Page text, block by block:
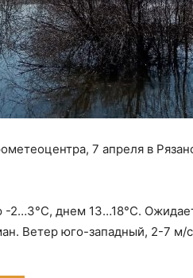
7 апреля в
-2…3°С, днем 13…18°С.
Ветер юго-западный, 2-7 м/